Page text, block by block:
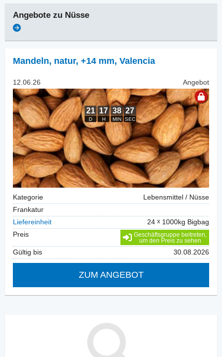
Angebote zu Nüsse
Mandeln, natur, +14 mm, Valencia
12.06.26 Angebot
Kategorie
Lebensmittel / Nüsse
Frankatur
Liefereinheit
24
1000kg Bigbag
Preis
Geschäftsgruppe beitreten,
um den Preis zu sehen
Gültig bis 30.08.2026
ZUM ANGEBOT